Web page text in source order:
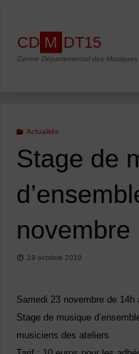
content
CD M DT15
Centre Départemental des
Actualités
Stage de
novembre
19 octobre 2019
Samedi 23 novembre de
Stage de musique
musiciens des ateliers